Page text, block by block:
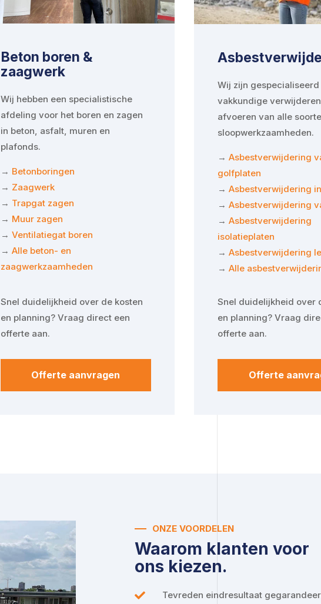
Beton boren &
zaagwerk
Wij hebben een specialistische
afdeling voor het boren en zagen
in beton, asfalt, muren en
plafonds.
→ Betonboringen
→ Zaagwerk
→ Trapgat zagen
→ Muur zagen
→ Ventilatiegat boren
→ Alle beton- en
zaagwerkzaamheden
Snel duidelijkheid over de kosten
en planning? Vraag direct een
offerte aan.
Offerte aanvragen
Wij zijn gespecialiseerd
vakkundige
afvoeren van alle
sloopwerkzaamheden.
→ Asbestverwijdering
golfplaten
→ Asbestverwijdering
→ Asbestverwijdering
→ Asbestverwijdering
isolatieplaten
→ Asbestverwijdering
→ Alle
Snel duidelijkheid over
en planning? Vraag
offerte aan.
Offerte
ONZE VOORDELEN
Waarom klanten voor
ons kiezen.
 Tevreden eindresultaat